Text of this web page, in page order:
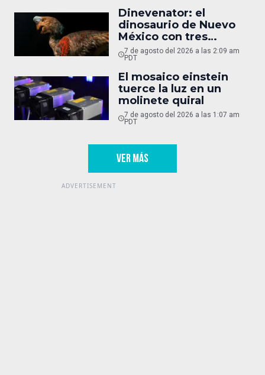
Dinevenator: el
dinosaurio de Nuevo
México con tres
nombres
7 de agosto del 2026 a las 2:09 am
PDT
El mosaico einstein
tuerce la luz en un
molinete quiral
7 de agosto del 2026 a las 1:07 am
PDT
VER MÁS